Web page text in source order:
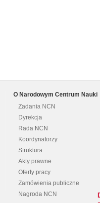
O Narodowym Centrum Nauki
Zadania NCN
Dyrekcja
Rada NCN
Koordynatorzy
Struktura
Akty prawne
Oferty pracy
Zamówienia publiczne
Nagroda NCN